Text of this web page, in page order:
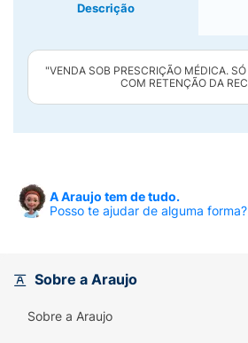
Descrição
"VENDA SOB PRESCRIÇÃO MÉDICA.
COM RETENÇÃO DA
A Araujo tem de tudo.
Posso te ajudar de alguma forma?
Sobre a Araujo
Sobre a Araujo